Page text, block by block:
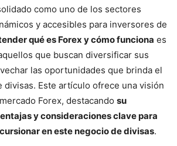
como uno de los sectores
y accesibles para inversores de
qué es Forex y cómo funciona es
que buscan diversificar sus
las oportunidades que brinda el
divisas. Este artículo ofrece una visión
Forex, destacando su
y consideraciones clave para
en este negocio de divisas.